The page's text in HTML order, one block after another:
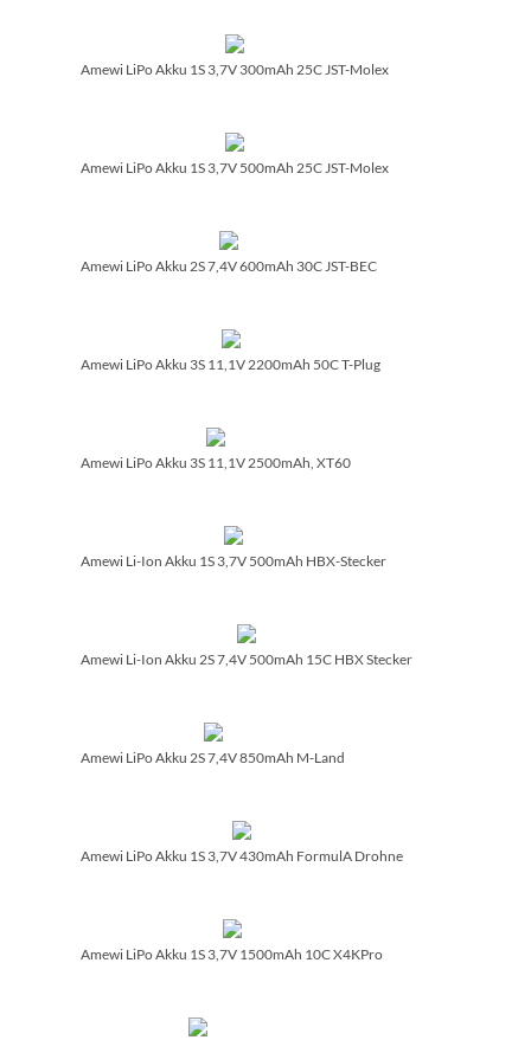
Amewi LiPo Akku 1S 3,7V 300mAh 25C JST-Molex
Amewi LiPo Akku 1S 3,7V 500mAh 25C JST-Molex
Amewi LiPo Akku 2S 7,4V 600mAh 30C JST-BEC
Amewi LiPo Akku 3S 11,1V 2200mAh 50C T-Plug
Amewi LiPo Akku 3S 11,1V 2500mAh, XT60
Amewi Li-Ion Akku 1S 3,7V 500mAh HBX-Stecker
Amewi Li-Ion Akku 2S 7,4V 500mAh 15C HBX Stecker
Amewi LiPo Akku 2S 7,4V 850mAh M-Land
Amewi LiPo Akku 1S 3,7V 430mAh FormulA Drohne
Amewi LiPo Akku 1S 3,7V 1500mAh 10C X4KPro